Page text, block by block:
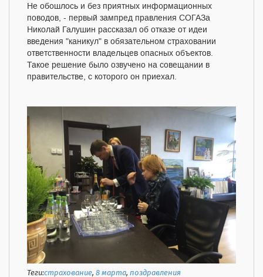
Не обошлось и без приятных информационных
поводов, - первый зампред правления СОГАЗа
Николай Галушин рассказал об отказе от идеи
введения "каникул" в обязательном страховании
ответственности владельцев опасных объектов.
Такое решение было озвучено на совещании в
правительстве, с которого он приехал.
Теги:страхование,8 марта,поздравления